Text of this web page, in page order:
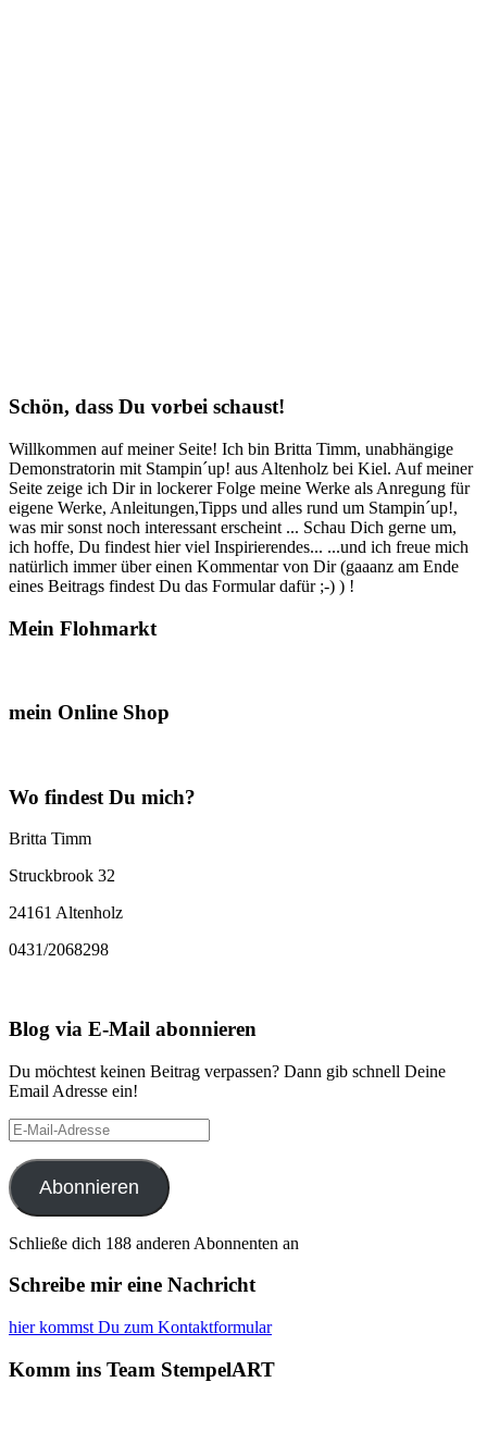
Schön, dass Du vorbei schaust!
Willkommen auf meiner Seite! Ich bin Britta Timm, unabhängige
Demonstratorin mit Stampin´up! aus Altenholz bei Kiel. Auf meiner
Seite zeige ich Dir in lockerer Folge meine Werke als Anregung für
eigene Werke, Anleitungen,Tipps und alles rund um Stampin´up!,
was mir sonst noch interessant erscheint ... Schau Dich gerne um,
ich hoffe, Du findest hier viel Inspirierendes... ...und ich freue mich
natürlich immer über einen Kommentar von Dir (gaaanz am Ende
eines Beitrags findest Du das Formular dafür ;-) ) !
Mein Flohmarkt
mein Online Shop
Wo findest Du mich?
Britta Timm
Struckbrook 32
24161 Altenholz
0431/2068298
Blog via E-Mail abonnieren
Du möchtest keinen Beitrag verpassen? Dann gib schnell Deine
Email Adresse ein!
E-
Mail-
Adresse
Abonnieren
Schließe dich 188 anderen Abonnenten an
Schreibe mir eine Nachricht
hier kommst Du zum Kontaktformular
Komm ins Team StempelART